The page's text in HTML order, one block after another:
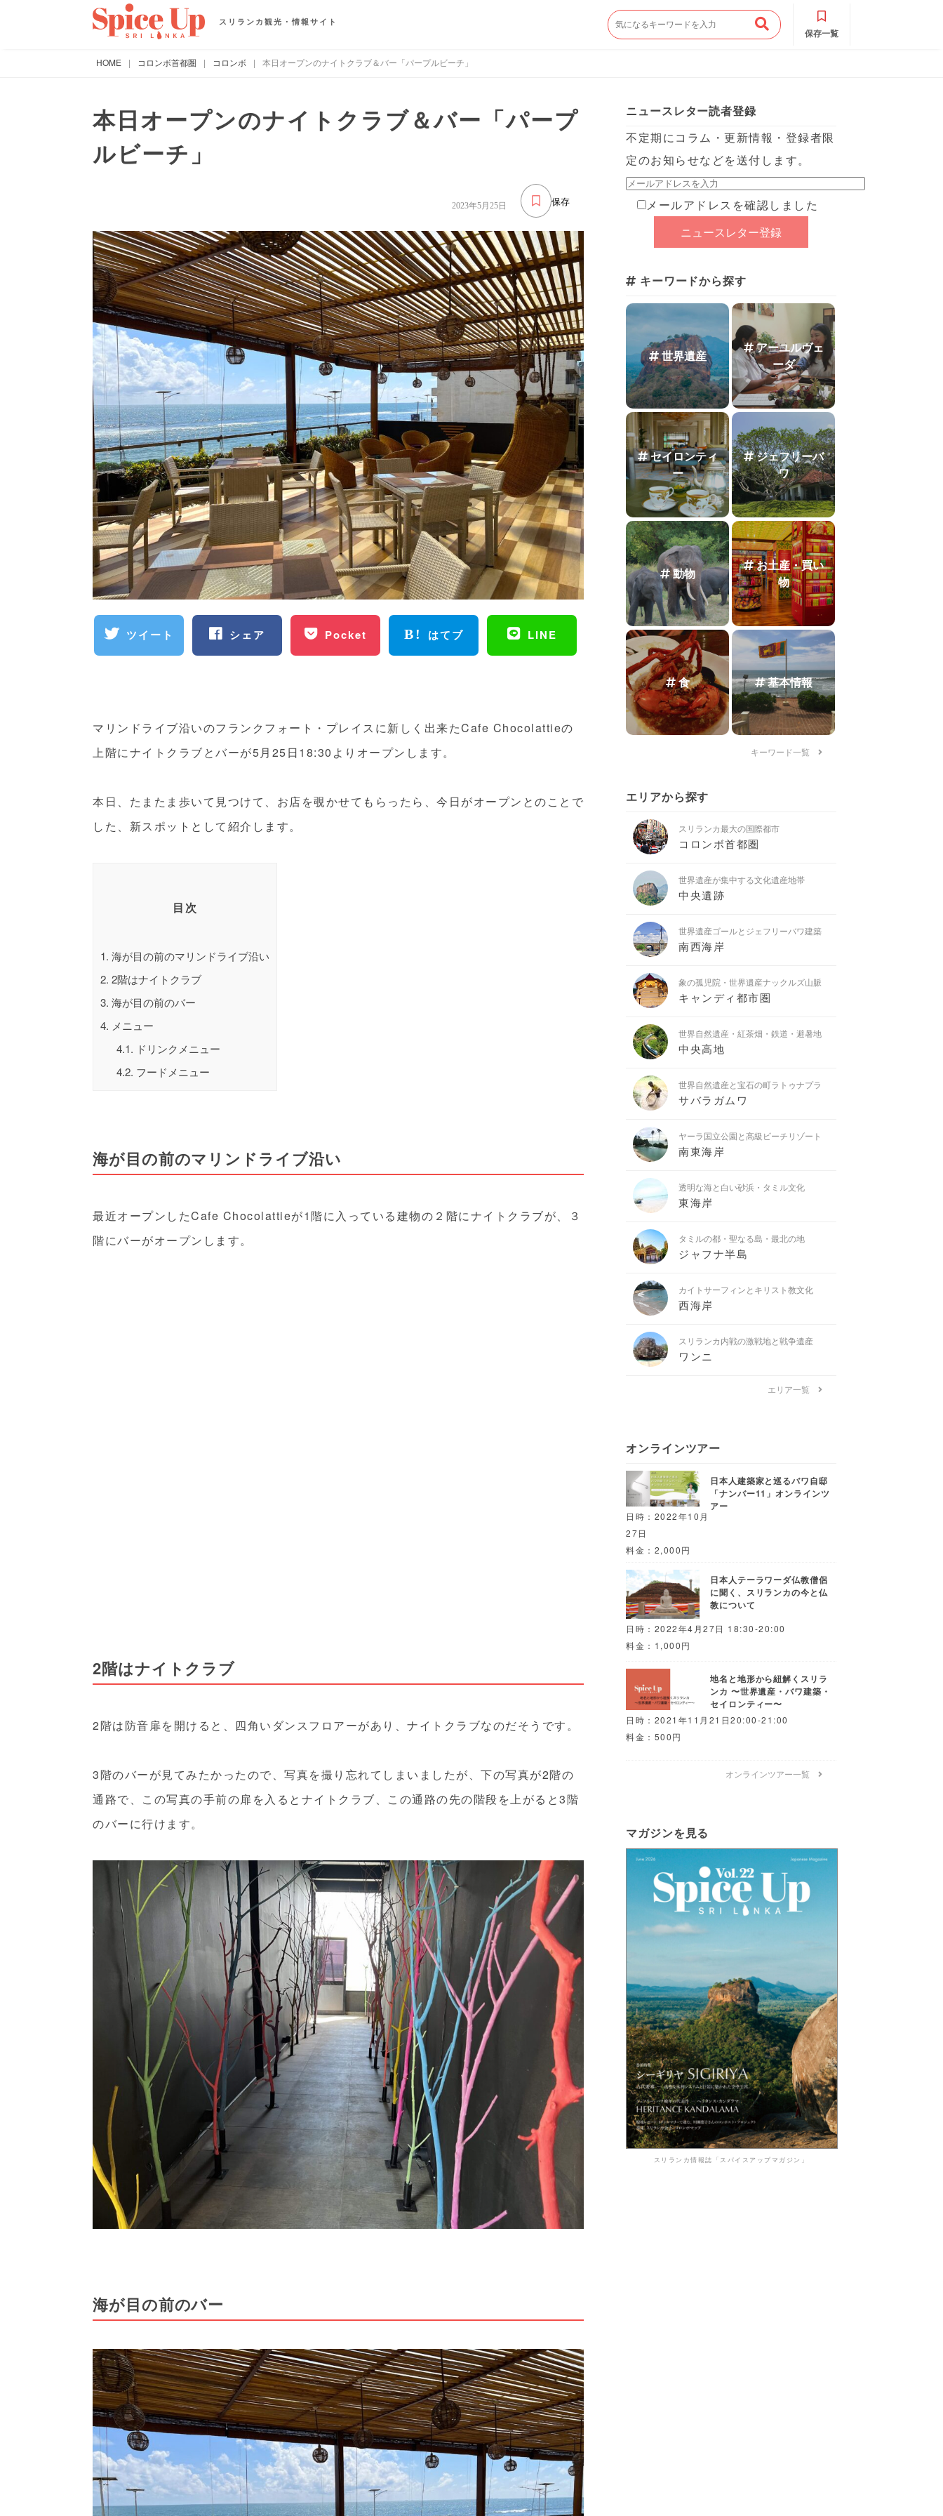
スリランカ観光・情報サイト
保存一覧
HOME | コロンボ首都圏 | コロンボ | 本日オープンのナイトクラブ＆バー「パープルビーチ」
本日オープンのナイトクラブ＆バー「パープ
ルビーチ」
保存
2023年5月25日
ツイート シェア Pocket はてブ LINE
マリンドライブ沿いのフランクフォート・プレイスに新しく出来たCafe Chocolattieの
上階にナイトクラブとバーが5月25日18:30よりオープンします。
本日、たまたま歩いて見つけて、お店を覗かせてもらったら、今日がオープンとのことで
した、新スポットとして紹介します。
目次
1. 海が目の前のマリンドライブ沿い
2. 2階はナイトクラブ
3. 海が目の前のバー
4. メニュー
4.1. ドリンクメニュー
4.2. フードメニュー
海が目の前のマリンドライブ沿い
最近オープンしたCafe Chocolattieが1階に入っている建物の２階にナイトクラブが、３
階にバーがオープンします。
2階はナイトクラブ
2階は防音扉を開けると、四角いダンスフロアーがあり、ナイトクラブなのだそうです。
3階のバーが見てみたかったので、写真を撮り忘れてしまいましたが、下の写真が2階の
通路で、この写真の手前の扉を入るとナイトクラブ、この通路の先の階段を上がると3階
のバーに行けます。
海が目の前のバー
ニュースレター読者登録
不定期にコラム・更新情報・登録者限
定のお知らせなどを送付します。
メールアドレスを確認しました
キーワードから探す
世界遺産
アーユルヴェ
ーダ
セイロンティ
ー
ジェフリーバ
ワ
動物
お土産・買い
物
食 基本情報
キーワード一覧
エリアから探す
スリランカ最大の国際都市
コロンボ首都圏
世界遺産が集中する文化遺産地帯
中央遺跡
世界遺産ゴールとジェフリーバワ建築
南西海岸
象の孤児院・世界遺産ナックルズ山脈
キャンディ都市圏
世界自然遺産・紅茶畑・鉄道・避暑地
中央高地
世界自然遺産と宝石の町ラトゥナプラ
サバラガムワ
ヤーラ国立公園と高級ビーチリゾート
南東海岸
透明な海と白い砂浜・タミル文化
東海岸
タミルの都・聖なる島・最北の地
ジャフナ半島
カイトサーフィンとキリスト教文化
西海岸
スリランカ内戦の激戦地と戦争遺産
ワンニ
エリア一覧
オンラインツアー
日本人建築家と巡るバワ自邸
「ナンバー11」オンラインツ
アー
日時：2022年10月
27日
料金：2,000円
日本人テーラワーダ仏教僧侶
に聞く、スリランカの今と仏
教について
日時：2022年4月27日 18:30-20:00
料金：1,000円
地名と地形から紐解くスリラ
ンカ 〜世界遺産・バワ建築・
セイロンティー〜
日時：2021年11月21日20:00-21:00
料金：500円
オンラインツアー一覧
マガジンを見る
スリランカ情報誌「スパイスアップマガジン」